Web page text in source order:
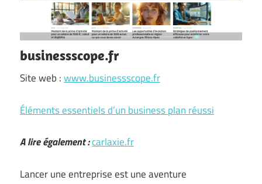
businessscope.fr
Site web :www.businessscope.fr
Éléments essentiels d’un business plan réussi
A lire également :carlaxie.fr
Lancer une entreprise est une aventure